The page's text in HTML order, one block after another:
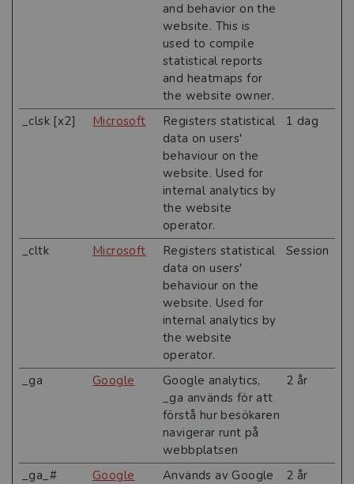
and behavior on the
website. This is
used to compile
statistical reports
and heatmaps for
the website owner.
_clsk [x2] Microsoft
Registers statistical
data on users'
behaviour on the
website. Used for
internal analytics by
the website
operator.
1 dag
_cltk Microsoft
Registers statistical
data on users'
behaviour on the
website. Used for
internal analytics by
the website
operator.
Session
_ga Google
Google analytics,
_ga används för att
förstå hur besökaren
navigerar runt på
webbplatsen
2 år
_ga_# Google
Används av Google
2 år